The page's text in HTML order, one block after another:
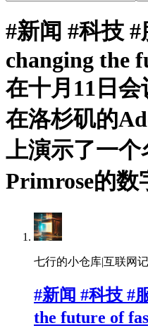
#新闻 #科技
changing the
在十月11日
在洛杉矶的
上演示了一个
Primrose的数
七行的小仓库|互联网
#新闻 #科技 #
the future of